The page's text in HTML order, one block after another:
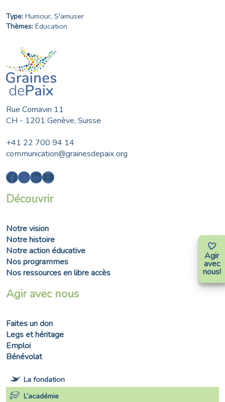
Agir
avec
nous!
Type: Humour, S'amuser
Thèmes: Education
Rue Cornavin 11
CH - 1201 Genève, Suisse
+41 22 700 94 14
communication@grainesdepaix.org
Facebook
Instagram
LinkedIn
YouTube
Découvrir
Notre vision
Notre histoire
Notre action éducative
Nos programmes
Nos ressources en libre accès
Agir avec nous
Faites un don
Legs et héritage
Emploi
Bénévolat
La fondation
L’académie